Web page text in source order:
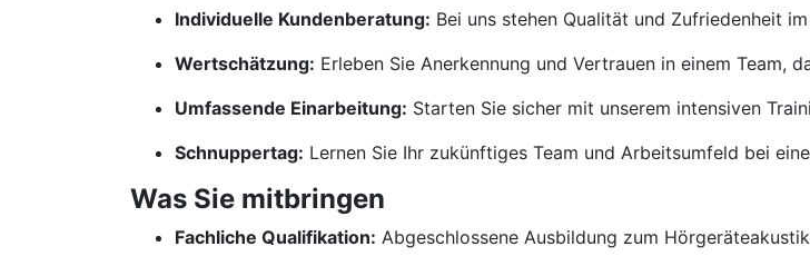
Individuelle Kundenberatung: Bei uns stehen Qualität und Zufriedenheit
Wertschätzung: Erleben Sie Anerkennung und Vertrauen in einem Team,
Umfassende Einarbeitung: Starten Sie sicher mit unserem intensiven
Schnuppertag: Lernen Sie Ihr zukünftiges Team und Arbeitsumfeld bei
Was Sie mitbringen
Fachliche Qualifikation: Abgeschlossene Ausbildung zum